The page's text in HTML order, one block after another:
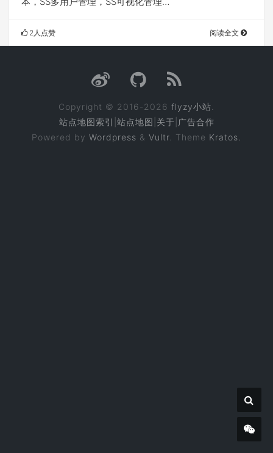
2人点赞 阅读全文
Copyright © 2016-2026 flyzy小站
站点地图索引 站点地图 关于 广告合作
Powered by Wordpress & Vultr . Theme Kratos.